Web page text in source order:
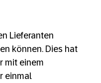
Lieferanten
können. Dies hat
mit einem
einmal